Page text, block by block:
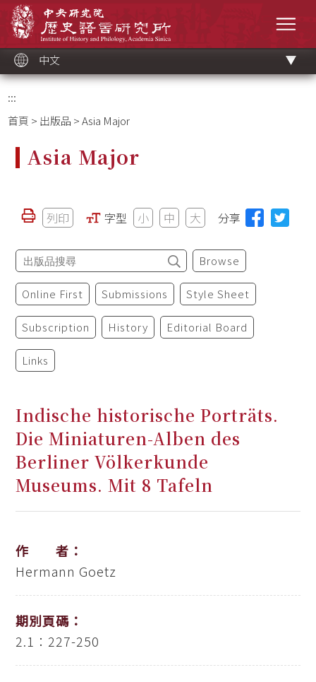
中文
:::
首頁 > 出版品 > Asia Major
Asia Major
列印 字型 小 中 大 分享
Browse
Online First Submissions Style Sheet
Subscription History Editorial Board
Links
Indische historische Porträts.
Die Miniaturen-Alben des
Berliner Völkerkunde
Museums. Mit 8 Tafeln
作 者：
Hermann Goetz
期別頁碼：
2.1：227-250